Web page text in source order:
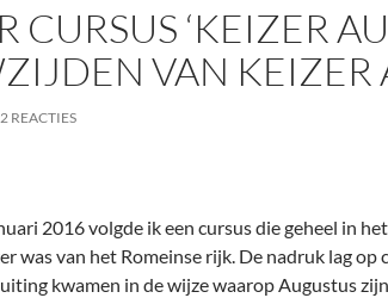
CURSUS ‘KEIZER
VAN KEIZER
2 REACTIES
2016 volgde ik een cursus die geheel in
was van het Romeinse rijk. De nadruk lag
kwamen in de wijze waarop Augustus